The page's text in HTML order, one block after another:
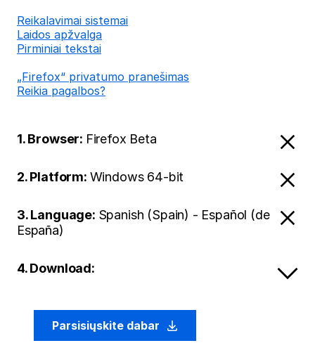
Reikalavimai sistemai
Laidos apžvalga
Pirminiai tekstai
„Firefox“ privatumo pranešimas
Reikia pagalbos?
1. Browser: Firefox Beta
2. Platform: Windows 64-bit
3. Language: Spanish (Spain) - Español (de
España)
4. Download:
Parsisiųskite dabar